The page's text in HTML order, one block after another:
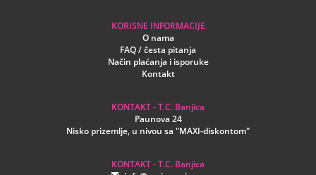
KORISNE INFORMACIJE
O nama
FAQ / česta pitanja
Način plaćanja i isporuke
Kontakt
KONTAKT - T.C. Banjica
Paunova 24
Nisko prizemlje, u nivou sa "MAXI-diskontom"
KONTAKT - T.C. Banjica